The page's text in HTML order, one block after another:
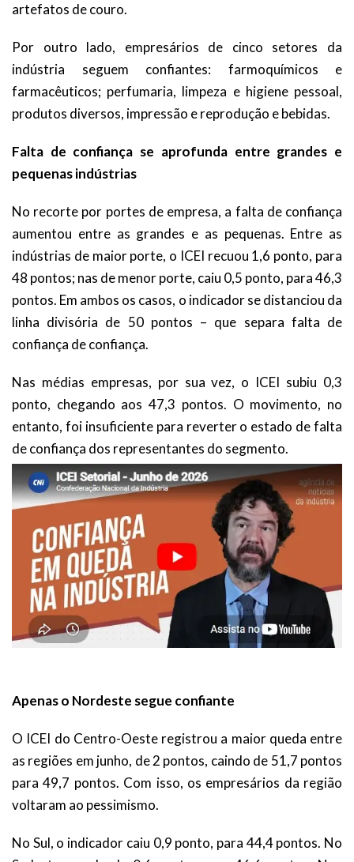
artefatos de couro.
Por outro lado, empresários de cinco setores da
indústria seguem confiantes: farmoquímicos e
farmacêuticos; perfumaria, limpeza e higiene pessoal,
produtos diversos, impressão e reprodução e bebidas.
Falta de confiança se aprofunda entre grandes e
pequenas indústrias
No recorte por portes de empresa, a falta de confiança
aumentou entre as grandes e as pequenas. Entre as
indústrias de maior porte, o ICEI recuou 1,6 ponto, para
48 pontos; nas de menor porte, caiu 0,5 ponto, para 46,3
pontos. Em ambos os casos, o indicador se distanciou da
linha divisória de 50 pontos – que separa falta de
confiança de confiança.
Nas médias empresas, por sua vez, o ICEI subiu 0,3
ponto, chegando aos 47,3 pontos. O movimento, no
entanto, foi insuficiente para reverter o estado de falta
de confiança dos representantes do segmento.
Apenas o Nordeste segue confiante
O ICEI do Centro-Oeste registrou a maior queda entre
as regiões em junho, de 2 pontos, caindo de 51,7 pontos
para 49,7 pontos. Com isso, os empresários da região
voltaram ao pessimismo.
No Sul, o indicador caiu 0,9 ponto, para 44,4 pontos. No